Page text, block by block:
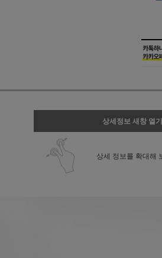
상세정보 새창 열기
상세 정보를 확대해